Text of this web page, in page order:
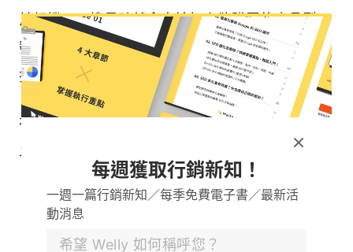
每週獲取行銷新知！
一週一篇行銷新知／每季免費電子書／最新活
動消息
片相機」，搜尋時就會直接打上欲購買的產品型
號，如「Konica 現場監督 28HG」，目的是希望
找到可購入的優惠價格、管道。
在進行交易型搜尋意圖文章撰寫及網頁設計時，可
以注意以下幾點：
利用「長尾關鍵字」，增加「價格」、「特
價」、「哪裡買」等字眼。